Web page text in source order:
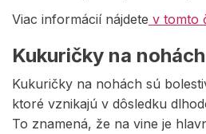
Viac informácií nájdete v tomto
Kukuričky na nohách
Kukuričky na nohách sú
ktoré vznikajú v dôsledku
To znamená, že na vine je